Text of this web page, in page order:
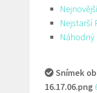
Nejstarší
Náhodný
Snímek
16.17.06.png